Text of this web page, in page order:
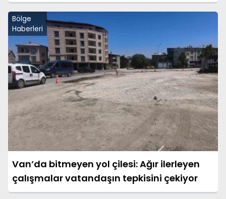
Bölge
Haberleri
Van’da bitmeyen yol çilesi: Ağır ilerleyen
çalışmalar vatandaşın tepkisini çekiyor